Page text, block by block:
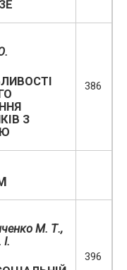
З
386
М. Т.,
396